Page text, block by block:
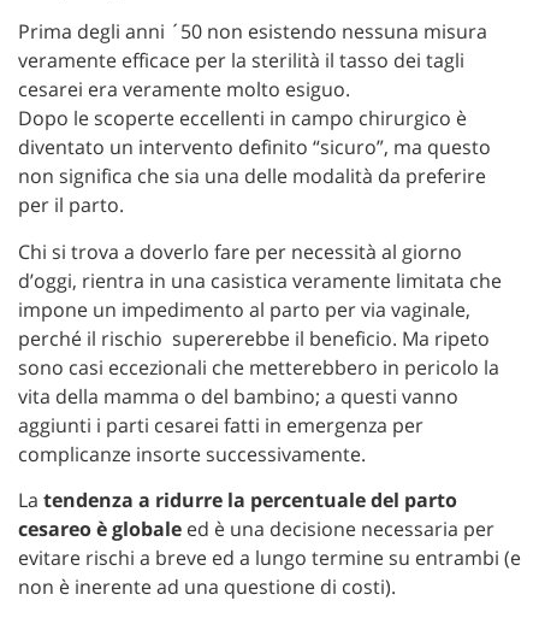
Prima degli anni ´50 non esistendo nessuna misura
veramente efficace per la sterilità il tasso dei tagli
cesarei era veramente molto esiguo.
Dopo le scoperte eccellenti in campo chirurgico è
diventato un intervento definito “sicuro”, ma questo
non significa che sia una delle modalità da preferire
per il parto.
Chi si trova a doverlo fare per necessità al giorno
d’oggi, rientra in una casistica veramente limitata che
impone un impedimento al parto per via vaginale,
perché il rischio supererebbe il beneficio. Ma ripeto
sono casi eccezionali che metterebbero in pericolo la
vita della mamma o del bambino; a questi vanno
aggiunti i parti cesarei fatti in emergenza per
complicanze insorte successivamente.
La tendenza a ridurre la percentuale del parto
cesareo è globale ed è una decisione necessaria per
evitare rischi a breve ed a lungo termine su entrambi (e
non è inerente ad una questione di costi).